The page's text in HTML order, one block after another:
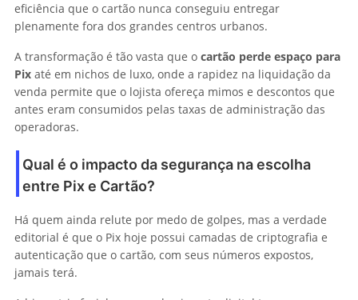
eficiência que o cartão nunca conseguiu entregar
plenamente fora dos grandes centros urbanos.
A transformação é tão vasta que o cartão perde espaço para
Pix até em nichos de luxo, onde a rapidez na liquidação da
venda permite que o lojista ofereça mimos e descontos que
antes eram consumidos pelas taxas de administração das
operadoras.
Qual é o impacto da segurança na escolha
entre Pix e Cartão?
Há quem ainda relute por medo de golpes, mas a verdade
editorial é que o Pix hoje possui camadas de criptografia e
autenticação que o cartão, com seus números expostos,
jamais terá.